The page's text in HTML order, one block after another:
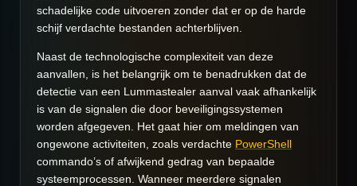
schadelijke code uitvoeren zonder dat er op de harde
schijf verdachte bestanden achterblijven.
Naast de technologische complexiteit van deze
aanvallen, is het belangrijk om te benadrukken dat de
detectie van een Lummastealer aanval vaak afhankelijk
is van de signalen die door beveiligingssystemen
worden afgegeven. Het gaat hier om meldingen van
ongewone activiteiten, zoals verdachte PowerShell
commando’s of afwijkend gedrag van bepaalde
systeemprocessen. Wanneer meerdere signalen